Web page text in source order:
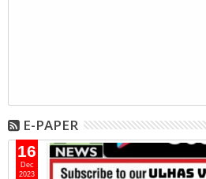
E-PAPER
16
Dec
2023